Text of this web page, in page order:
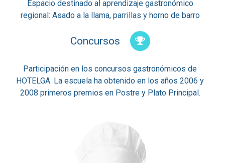
Espacio destinado al aprendizaje gastronómico
regional: Asado a la llama, parrillas y horno de barro
Concursos
Participación en los concursos gastronómicos de
HOTELGA. La escuela ha obtenido en los años 2006 y
2008 primeros premios en Postre y Plato Principal.